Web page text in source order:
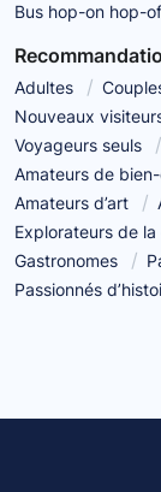
Bus hop-on hop-
Adultes
Nouveaux
Voyageurs seuls
Amateurs de
Amateurs d’art
Explorateurs de
Gastronomes
Passionnés